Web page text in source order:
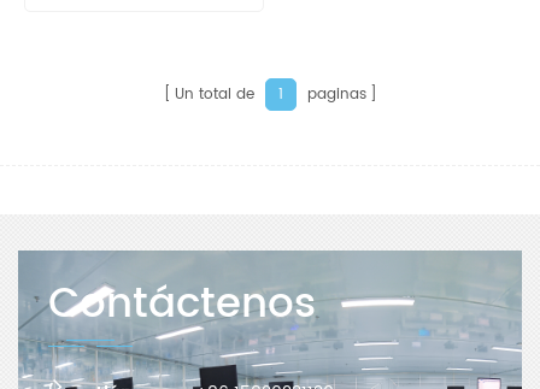
Un total de 1 paginas
Contáctenos